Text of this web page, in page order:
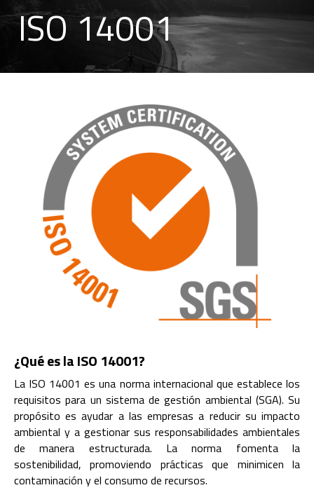
ISO 14001
¿Qué es la ISO 14001?
La ISO 14001 es una norma internacional que establece los
requisitos para un sistema de gestión ambiental (SGA). Su
propósito es ayudar a las empresas a reducir su impacto
ambiental y a gestionar sus responsabilidades ambientales
de manera estructurada. La norma fomenta la
sostenibilidad, promoviendo prácticas que minimicen la
contaminación y el consumo de recursos.